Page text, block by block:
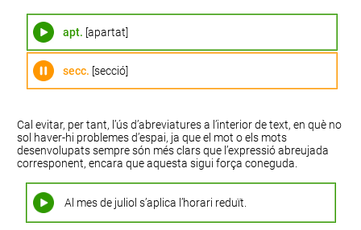
apt. [apartat]
secc. [secció]
Cal evitar, per tant, l’ús d’abreviatures a l’interior de text, en què no
sol haver-hi problemes d’espai, ja que el mot o els mots
desenvolupats sempre són més clars que l’expressió abreujada
corresponent, encara que aquesta sigui força coneguda.
Al mes de juliol s’aplica l’horari reduït.